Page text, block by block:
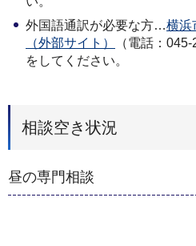
外国語通訳が必要な方…横浜
（外部サイト）
（電話：
をしてください。
相談空き状況
昼の専門相談